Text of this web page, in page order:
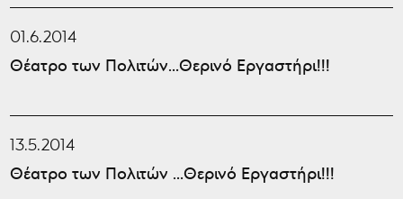
01.6.2014
Θέατρο των Πολιτών…Θερινό Εργαστήρι!!!
13.5.2014
Θέατρο των Πολιτών …Θερινό Εργαστήρι!!!